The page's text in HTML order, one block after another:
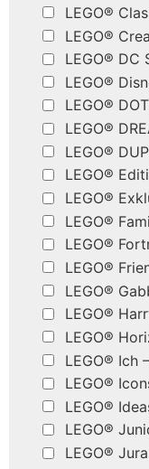
LEGO®
LEGO®
LEGO® DC
LEGO®
LEGO®
LEGO®
LEGO®
LEGO®
LEGO®
LEGO®
LEGO®
LEGO®
LEGO®
LEGO®
LEGO®
LEGO® Ich
LEGO®
LEGO®
LEGO®
LEGO®